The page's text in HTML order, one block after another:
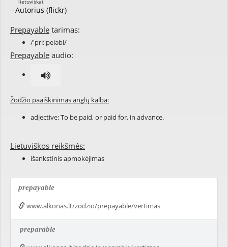
--Autorius (flickr)
Prepayable tarimas:
/'pri:'peiəbl/
Prepayable audio:
Žodžio paaiškinimas anglų kalba:
adjective: To be paid, or paid for, in advance.
Lietuviškos reikšmės:
išankstinis apmokėjimas
prepayable
www.alkonas.lt/zodzio/prepayable/vertimas
preparable